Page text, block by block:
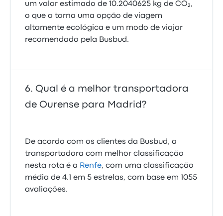
um valor estimado de 10.2040625 kg de CO₂,
o que a torna uma opção de viagem
altamente ecológica e um modo de viajar
recomendado pela Busbud.
Qual é a melhor transportadora
de Ourense para Madrid?
De acordo com os clientes da Busbud, a
transportadora com melhor classificação
nesta rota é a Renfe, com uma classificação
média de 4.1 em 5 estrelas, com base em 1055
avaliações.